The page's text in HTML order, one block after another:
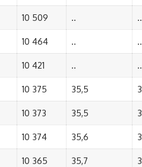
10 509 .. ..
10 464 .. ..
10 421 .. ..
10 375 35,5
10 373 35,5
10 374 35,6
10 365 35,7